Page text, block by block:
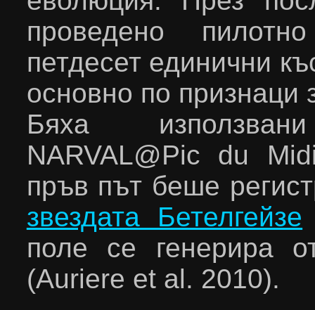
проведено
петдесет единични
основно по признаци
Бяха
NARVAL@Pic du
пръв път беше
звездата Бетелгейзе
поле се генерира
(Auriеre et al. 2010).